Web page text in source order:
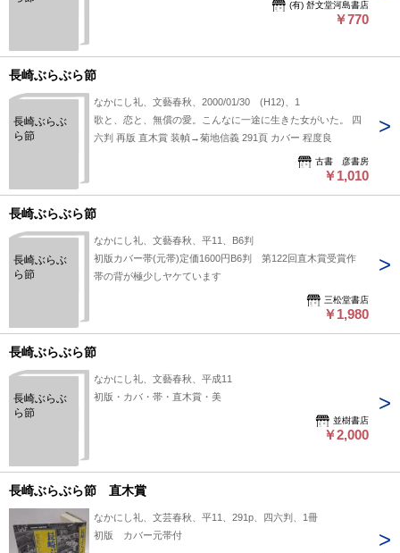
(有) 舒文堂河島書店
￥770
長崎ぶらぶら節
長崎ぶらぶ
ら節
なかにし礼、文藝春秋、2000/01/30 (H12)、1
歌と、恋と、無償の愛。こんなに一途に生きた女がいた。 四
六判 再版 直木賞 装幀→菊地信義 291頁 カバー 程度良
古書 彦書房
￥1,010
長崎ぶらぶら節
長崎ぶらぶ
ら節
なかにし礼、文藝春秋、平11、B6判
初版カバー帯(元帯)定価1600円B6判 第122回直木賞受賞作
帯の背が極少しヤケています
三松堂書店
￥1,980
長崎ぶらぶら節
長崎ぶらぶ
ら節
なかにし礼、文藝春秋、平成11
初版・カバ・帯・直木賞・美
並樹書店
￥2,000
長崎ぶらぶら節 直木賞
なかにし礼、文芸春秋、平11、291p、四六判、1冊
初版 カバー元帯付